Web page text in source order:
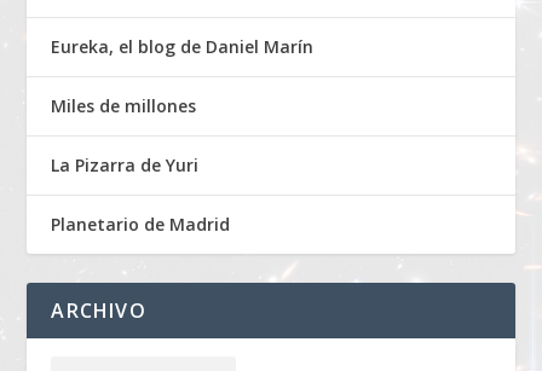
Eureka, el blog de Daniel Marín
Miles de millones
La Pizarra de Yuri
Planetario de Madrid
ARCHIVO